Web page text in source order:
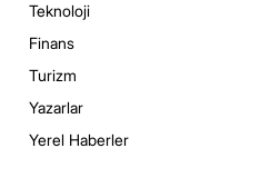
Teknoloji
Finans
Turizm
Yazarlar
Yerel Haberler